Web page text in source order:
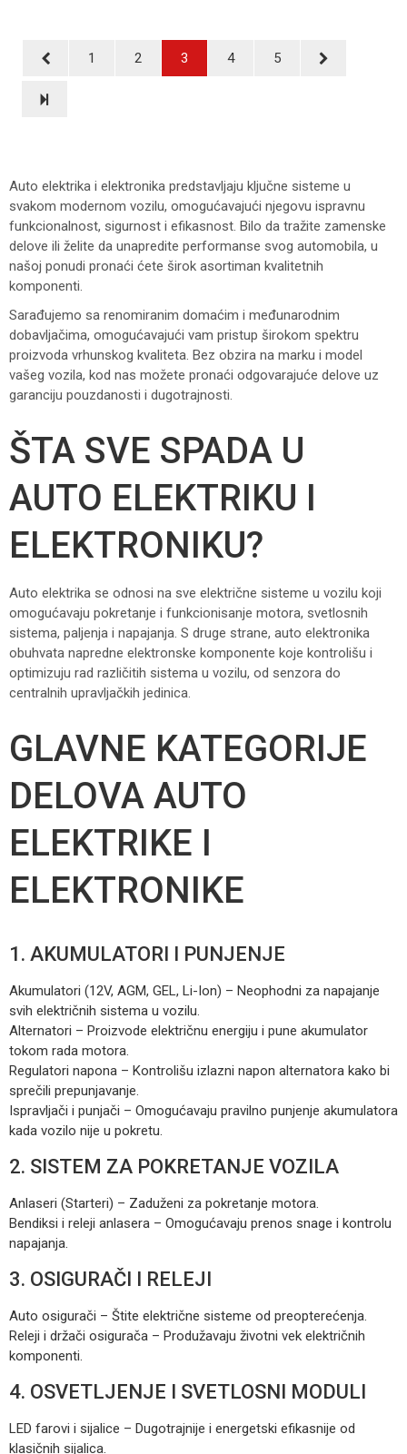
1 2 3 4 5
Auto elektrika i elektronika predstavljaju ključne sisteme u
svakom modernom vozilu, omogućavajući njegovu ispravnu
funkcionalnost, sigurnost i efikasnost. Bilo da tražite zamenske
delove ili želite da unapredite performanse svog automobila, u
našoj ponudi pronaći ćete širok asortiman kvalitetnih
komponenti.
Sarađujemo sa renomiranim domaćim i međunarodnim
dobavljačima, omogućavajući vam pristup širokom spektru
proizvoda vrhunskog kvaliteta. Bez obzira na marku i model
vašeg vozila, kod nas možete pronaći odgovarajuće delove uz
garanciju pouzdanosti i dugotrajnosti.
ŠTA SVE SPADA U
AUTO ELEKTRIKU I
ELEKTRONIKU?
Auto elektrika se odnosi na sve električne sisteme u vozilu koji
omogućavaju pokretanje i funkcionisanje motora, svetlosnih
sistema, paljenja i napajanja. S druge strane, auto elektronika
obuhvata napredne elektronske komponente koje kontrolišu i
optimizuju rad različitih sistema u vozilu, od senzora do
centralnih upravljačkih jedinica.
GLAVNE KATEGORIJE
DELOVA AUTO
ELEKTRIKE I
ELEKTRONIKE
1. AKUMULATORI I PUNJENJE
Akumulatori (12V, AGM, GEL, Li-Ion) – Neophodni za napajanje
svih električnih sistema u vozilu.
Alternatori – Proizvode električnu energiju i pune akumulator
tokom rada motora.
Regulatori napona – Kontrolišu izlazni napon alternatora kako bi
sprečili prepunjavanje.
Ispravljači i punjači – Omogućavaju pravilno punjenje akumulatora
kada vozilo nije u pokretu.
2. SISTEM ZA POKRETANJE VOZILA
Anlaseri (Starteri) – Zaduženi za pokretanje motora.
Bendiksi i releji anlasera – Omogućavaju prenos snage i kontrolu
napajanja.
3. OSIGURAČI I RELEJI
Auto osigurači – Štite električne sisteme od preopterećenja.
Releji i držači osigurača – Produžavaju životni vek električnih
komponenti.
4. OSVETLJENJE I SVETLOSNI MODULI
LED farovi i sijalice – Dugotrajnije i energetski efikasnije od
klasičnih sijalica.